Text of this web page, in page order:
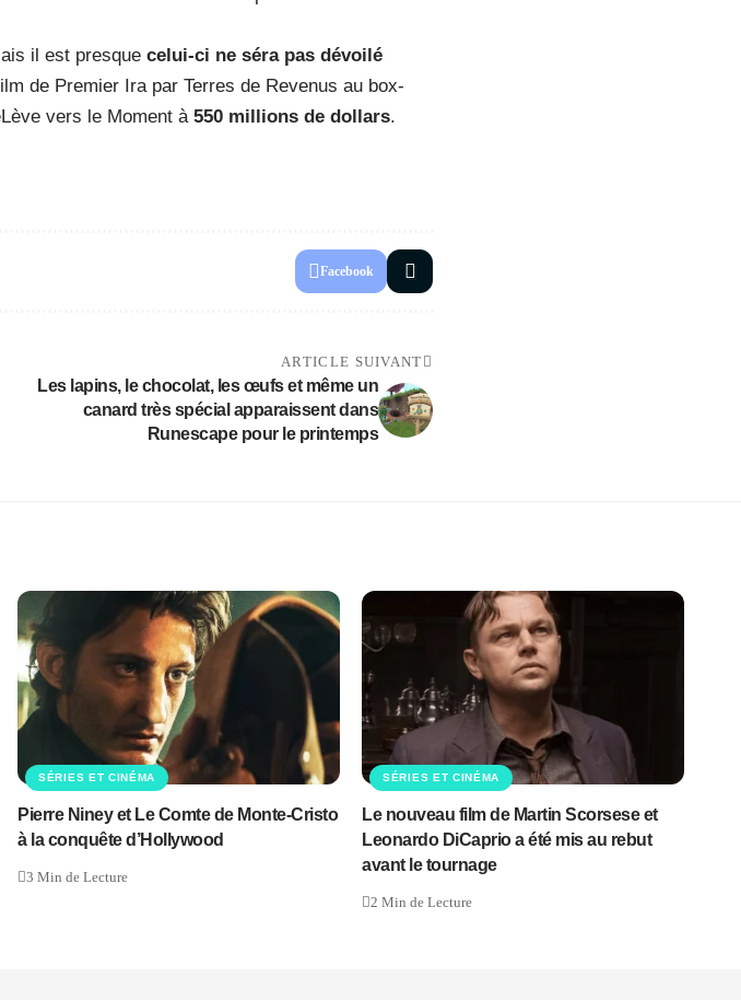
il est presque celui-ci ne séra pas dévoilé
de Premier Ira par Terres de Revenus au box-
vers le Moment à 550 millions de dollars.
Facebook
ARTICLE SUIVANT
Les lapins, le chocolat, les œufs et même un
canard très spécial apparaissent dans
Runescape pour le printemps
SÉRIES ET CINÉMA
Pierre Niney et Le Comte de Monte-Cristo
à la conquête d’Hollywood
3 Min de Lecture
SÉRIES ET CINÉMA
Le nouveau film de Martin Scorsese et
Leonardo DiCaprio a été mis au rebut
avant le tournage
2 Min de Lecture